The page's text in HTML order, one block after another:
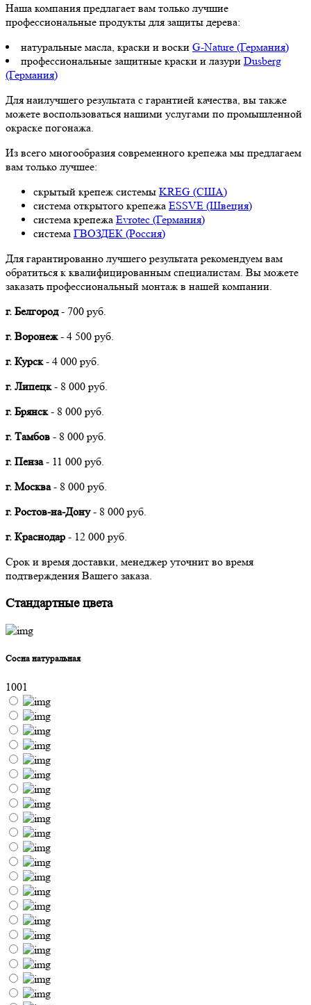
Наша компания предлагает вам только лучшие
профессиональные продукты для защиты дерева:
натуральные масла, краски и воски G-Nature (Германия)
профессиональные защитные краски и лазури Dusberg
(Германия)
Для наилучшего результата с гарантией качества, вы также
можете воспользоваться нашими услугами по промышленной
окраске погонажа.
Из всего многообразия современного крепежа мы предлагаем
вам только лучшее:
скрытый крепеж системы KREG (США)
система открытого крепежа ESSVE (Швеция)
система крепежа Evrotec (Германия)
система ГВОЗДЕК (Россия)
Для гарантированно лучшего результата рекомендуем вам
обратиться к квалифицированным специалистам. Вы можете
заказать профессиональный монтаж в нашей компании.
г. Белгород- 700 руб.
г. Воронеж- 4 500 руб.
г. Курск- 4 000 руб.
г. Липецк- 8 000 руб.
г. Брянск- 8 000 руб.
г. Тамбов - 8 000 руб.
г. Пенза- 11 000 руб.
г. Москва- 8 000 руб.
г. Ростов-на-Дону- 8 000 руб.
г. Краснодар - 12 000 руб.
Срок и время доставки, менеджер уточнит во время
подтверждения Вашего заказа.
Стандартные цвета
Сосна натуральная
1001